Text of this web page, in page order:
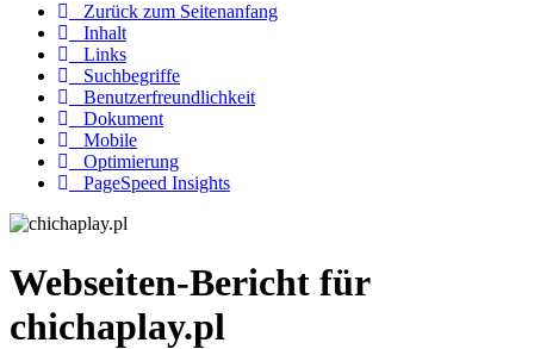
Zurück zum Seitenanfang
Inhalt
Links
Suchbegriffe
Benutzerfreundlichkeit
Dokument
Mobile
Optimierung
PageSpeed Insights
Webseiten-Bericht für
chichaplay.pl